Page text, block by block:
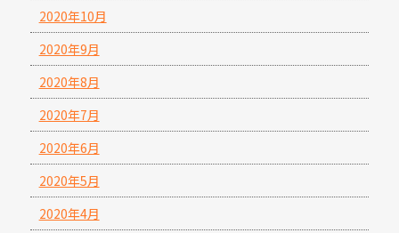
2020年10月
2020年9月
2020年8月
2020年7月
2020年6月
2020年5月
2020年4月